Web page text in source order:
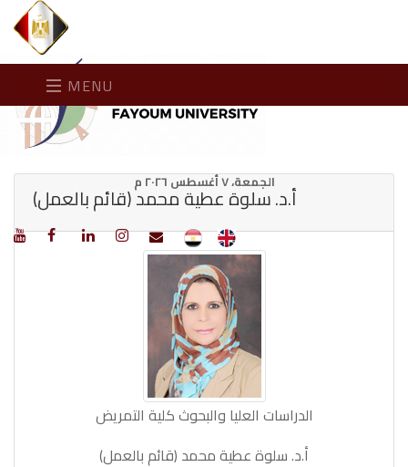
الجمعة، ٧ أغسطس ٢٠٢٦ م
MENU
أ.د. سلوة عطية محمد (قائم بالعمل)
الدراسات العليا والبحوث كلية التمريض
أ.د. سلوة عطية محمد (قائم بالعمل)